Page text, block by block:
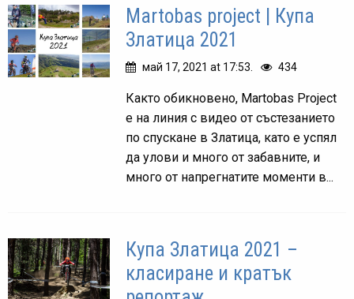
Martobas project | Купа
Златица 2021
май 17, 2021 at 17:53. 434
Както обикновено, Martobas Project
е на линия с видео от състезанието
по спускане в Златица, като е успял
да улови и много от забавните, и
много от напрегнатите моменти в...
Купа Златица 2021 –
класиране и кратък